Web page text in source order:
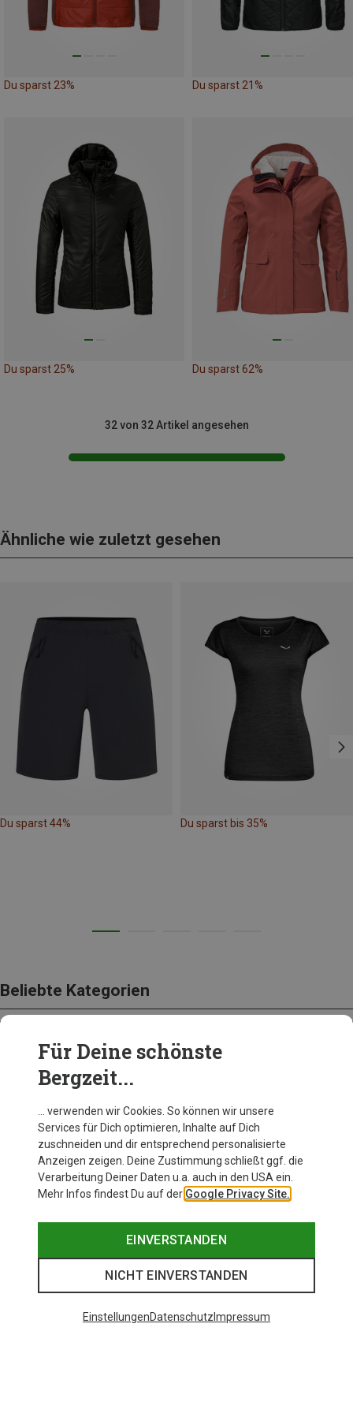
Du sparst 23% Du sparst 21%
Du sparst 25% Du sparst 62%
32 von 32 Artikel angesehen
Ähnliche wie zuletzt gesehen
Du sparst 44% Du sparst bis 35%
Beliebte Kategorien
BEKLEIDUNG
Für Deine schönste
Bergzeit...
… verwenden wir Cookies. So können wir unsere
Services für Dich optimieren, Inhalte auf Dich
zuschneiden und dir entsprechend personalisierte
Anzeigen zeigen. Deine Zustimmung schließt ggf. die
Verarbeitung Deiner Daten u.a. auch in den USA ein.
Mehr Infos findest Du auf der Google Privacy Site.
EINVERSTANDEN
NICHT EINVERSTANDEN
EinstellungenDatenschutz Impressum